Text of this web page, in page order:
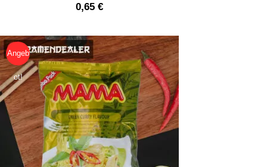
0,65 €
Angeb
ot!